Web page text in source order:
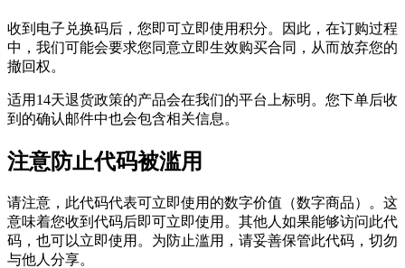
收到电子兑换码后，您即可立即使用积分。因此，在订购过程
中，我们可能会要求您同意立即生效购买合同，从而放弃您的
撤回权。
适用14天退货政策的产品会在我们的平台上标明。您下单后收
到的确认邮件中也会包含相关信息。
注意防止代码被滥用
请注意，此代码代表可立即使用的数字价值（数字​​商品）。这
意味着您收到代码后即可立即使用。其他人如果能够访问此代
码，也可以立即使用。为防止滥用，请妥善保管此代码，切勿
与他人分享。